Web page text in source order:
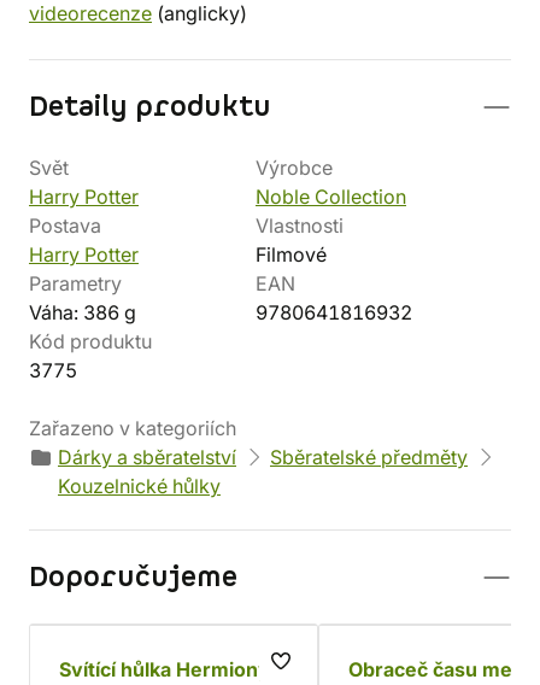
videorecenze (anglicky)
Detaily produktu
Svět
Harry Potter
Výrobce
Noble Collection
Postava
Harry Potter
Vlastnosti
Filmové
Parametry
Váha: 386 g
EAN
9780641816932
Kód produktu
3775
Zařazeno v kategoriích
Dárky a sběratelství
Sběratelské předměty
Kouzelnické hůlky
Doporučujeme
Svítící hůlka Hermiony Obraceč času menší